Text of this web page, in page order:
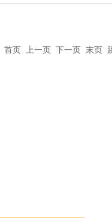
首页 上一页 下一页 末页